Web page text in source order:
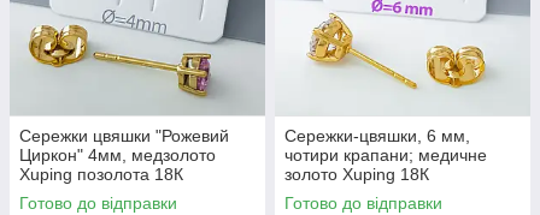
Сережки цвяшки "Рожевий
Циркон" 4мм, медзолото
Xuping позолота 18К
Готово до відправки
Сережки-цвяшки, 6 мм,
чотири крапани; медичне
золото Xuping 18К
Готово до відправки